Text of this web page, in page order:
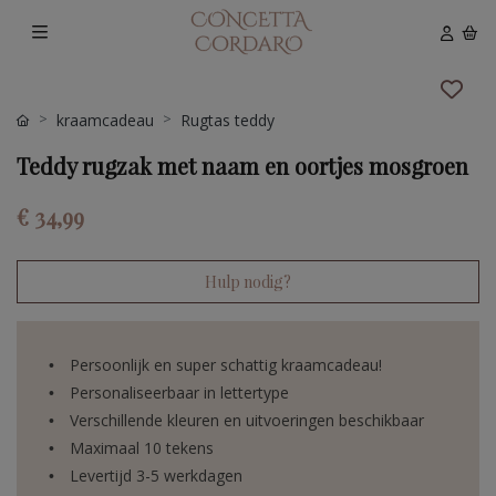
kraamcadeau Rugtas teddy
Teddy rugzak met naam en oortjes mosgroen
€ 34,99
Hulp nodig?
Persoonlijk en super schattig kraamcadeau!
Personaliseerbaar in lettertype
Verschillende kleuren en uitvoeringen beschikbaar
Maximaal 10 tekens
Levertijd 3-5 werkdagen